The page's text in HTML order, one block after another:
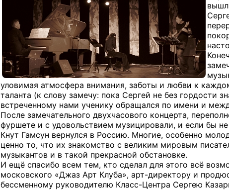
уловимая атмосфера внимания, заботы и любви к
таланта (к слову замечу: пока Сергей не без
встреченному нами ученику обращался по имени и
После замечательного двухчасового концерта,
фуршете и с удовольствием музицировали, и если бы
Кнут Гамсун вернулся в Россию. Многие, особенно
ценно то, что их знакомство с великим мировым
музыкантов и в такой прекрасной обстановке.
И ещё спасибо всем тем, кто сделал для этого всё
московского «Джаз Арт Клуба», арт-директору и
бессменному руководителю Класс-Центра Сергею